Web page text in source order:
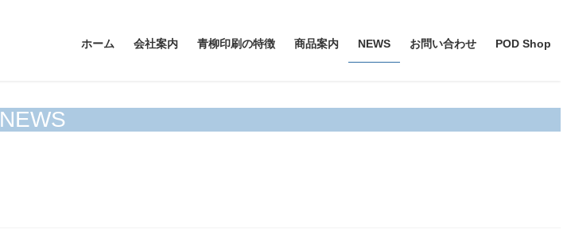
ホーム 会社案内 青柳印刷の特徴 商品案内 NEWS お問い合わせ POD Shop
NEWS